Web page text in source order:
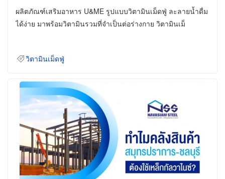
ผลิตภัณฑ์เสริมอาหาร U&ME รูปแบบวิตามินเม็ดฟู่ ละลายน้ำดื่ม
ได้ง่าย มาพร้อมวิตามินรวมที่จำเป็นต่อร่างกาย วิตามินเม็
วิตามินเม็ดฟู่